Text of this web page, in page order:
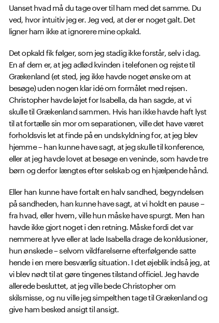
Uanset hvad må du tage over til ham med det samme. Du
ved, hvor intuitiv jeg er. Jeg ved, at der er noget galt. Det
ligner ham ikke at ignorere mine opkald.
Det opkald fik følger, som jeg stadig ikke forstår, selv i dag.
En af dem er, at jeg adlød kvinden i telefonen og rejste til
Grækenland (et sted, jeg ikke havde noget ønske om at
besøge) uden nogen klar idé om formålet med rejsen.
Christopher havde løjet for Isabella, da han sagde, at vi
skulle til Grækenland sammen. Hvis han ikke havde haft lyst
til at fortælle sin mor om separationen, ville det have været
forholdsvis let at finde på en undskyldning for, at jeg blev
hjemme – han kunne have sagt, at jeg skulle til konference,
eller at jeg havde lovet at besøge en veninde, som havde tre
børn og derfor længtes efter selskab og en hjælpende hånd.
Eller han kunne have fortalt en halv sandhed, begyndelsen
på sandheden, han kunne have sagt, at vi holdt en pause –
fra hvad, eller hvem, ville hun måske have spurgt. Men han
havde ikke gjort noget i den retning. Måske fordi det var
nemmere at lyve eller at lade Isabella drage de konklusioner,
hun ønskede – selvom vildfarelserne efterfølgende satte
hende i en mere besværlig situation. I det øjeblik indså jeg, at
vi blev nødt til at gøre tingenes tilstand officiel. Jeg havde
allerede besluttet, at jeg ville bede Christopher om
skilsmisse, og nu ville jeg simpelthen tage til Grækenland og
give ham besked ansigt til ansigt.